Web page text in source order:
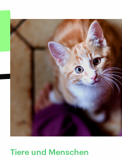
Tiere und Menschen